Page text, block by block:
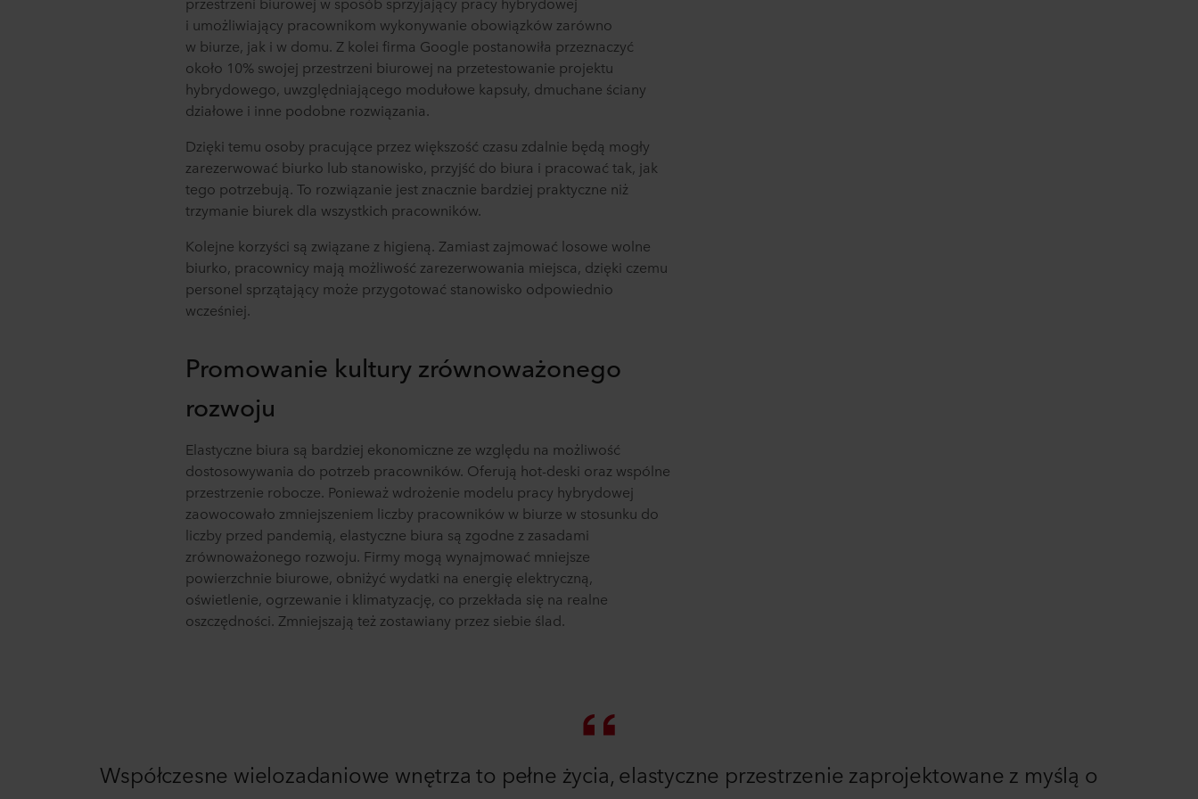
spółka ROCKWOOL jest administratorem Twoim danych osobowych.
i umożliwiający pracownikom wykonywanie obowiązków zarówno
w biurze, jak i w domu. Z kolei firma Google postanowiła przeznaczyć
około 10% swojej przestrzeni biurowej na przetestowanie projektu
hybrydowego, uwzględniającego modułowe kapsuły, dmuchane ściany
działowe i inne podobne rozwiązania.
Dzięki temu osoby pracujące przez większość czasu zdalnie będą mogły
zarezerwować biurko lub stanowisko, przyjść do biura i pracować tak, jak
tego potrzebują. To rozwiązanie jest znacznie bardziej praktyczne niż
trzymanie biurek dla wszystkich pracowników.
Kolejne korzyści są związane z higieną. Zamiast zajmować losowe wolne
biurko, pracownicy mają możliwość zarezerwowania miejsca, dzięki czemu
personel sprzątający może przygotować stanowisko odpowiednio
wcześniej.
Promowanie kultury zrównoważonego
rozwoju
Elastyczne biura są bardziej ekonomiczne ze względu na możliwość
dostosowywania do potrzeb pracowników. Oferują hot-deski oraz wspólne
przestrzenie robocze. Ponieważ wdrożenie modelu pracy hybrydowej
zaowocowało zmniejszeniem liczby pracowników w biurze w stosunku do
liczby przed pandemią, elastyczne biura są zgodne z zasadami
zrównoważonego rozwoju. Firmy mogą wynajmować mniejsze
powierzchnie biurowe, obniżyć wydatki na energię elektryczną,
oświetlenie, ogrzewanie i klimatyzację, co przekłada się na realne
oszczędności. Zmniejszają też zostawiany przez siebie ślad.
Współczesne wielozadaniowe wnętrza to pełne życia, elastyczne przestrzenie zaprojektowane z myślą o